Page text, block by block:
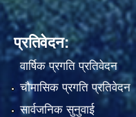
प्रतिवेदन:
वार्षिक प्रगति प्रतिवेदन
चौमासिक प्रगति प्रतिवेदन
सार्वजनिक सुनुवाई